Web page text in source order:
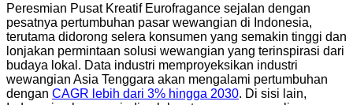
Peresmian Pusat Kreatif Eurofragance sejalan dengan
pesatnya pertumbuhan pasar wewangian di Indonesia,
terutama didorong selera konsumen yang semakin tinggi dan
lonjakan permintaan solusi wewangian yang terinspirasi dari
budaya lokal. Data industri memproyeksikan industri
wewangian Asia Tenggara akan mengalami pertumbuhan
dengan CAGR lebih dari 3% hingga 2030. Di sisi lain,